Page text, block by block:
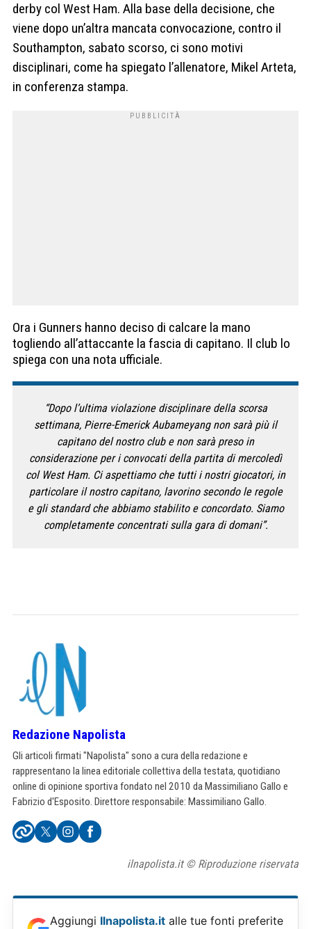
derby col West Ham. Alla base della decisione, che
viene dopo un’altra mancata convocazione, contro il
Southampton, sabato scorso, ci sono motivi
disciplinari, come ha spiegato l’allenatore, Mikel Arteta,
in conferenza stampa.
Ora i Gunners hanno deciso di calcare la mano
togliendo all’attaccante la fascia di capitano. Il club lo
spiega con una nota ufficiale.
“Dopo l’ultima violazione disciplinare della scorsa
settimana, Pierre-Emerick Aubameyang non sarà più il
capitano del nostro club e non sarà preso in
considerazione per i convocati della partita di mercoledì
col West Ham. Ci aspettiamo che tutti i nostri giocatori, in
particolare il nostro capitano, lavorino secondo le regole
e gli standard che abbiamo stabilito e concordato. Siamo
completamente concentrati sulla gara di domani”.
Redazione Napolista
Gli articoli firmati "Napolista" sono a cura della redazione e
rappresentano la linea editoriale collettiva della testata, quotidiano
online di opinione sportiva fondato nel 2010 da Massimiliano Gallo e
Fabrizio d'Esposito. Direttore responsabile: Massimiliano Gallo.
ilnapolista.it © Riproduzione riservata
Aggiungi Ilnapolista.it alle tue fonti preferite